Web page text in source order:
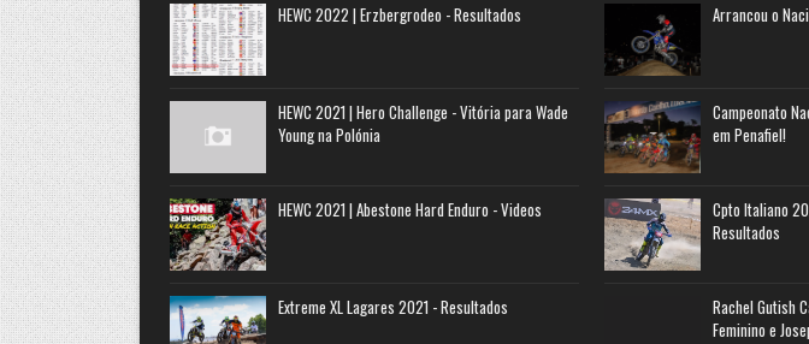
HEWC 2022 | Erzbergrodeo - Resultados
HEWC 2021 | Hero Challenge - Vitória para Wade
Young na Polónia
HEWC 2021 | Abestone Hard Enduro - Videos
Extreme XL Lagares 2021 - Resultados
Arrancou o
Campeonato
em Penafiel!
Cpto Italiano
Resultados
Rachel Gutish
Feminino e